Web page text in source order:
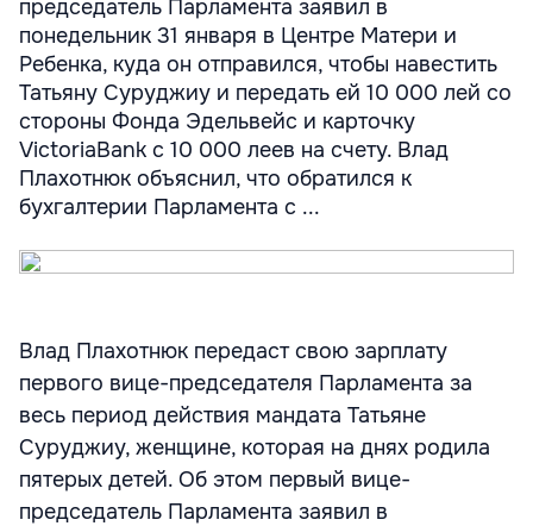
председатель Парламента заявил в
понедельник 31 января в Центре Матери и
Ребенка, куда он отправился, чтобы навестить
Татьяну Суруджиу и передать ей 10 000 лей со
стороны Фонда Эдельвейс и карточку
VictoriaBank с 10 000 леев на счету. Влад
Плахотнюк объяснил, что обратился к
бухгалтерии Парламента с ...
Влад Плахотнюк передаст свою зарплату
первого вице-председателя Парламента за
весь период действия мандата Татьяне
Суруджиу, женщине, которая на днях родила
пятерых детей. Об этом первый вице-
председатель Парламента заявил в